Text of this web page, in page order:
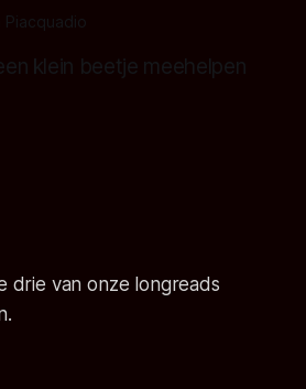
Piacquadio
klein beetje meehelpen
drie van onze longreads